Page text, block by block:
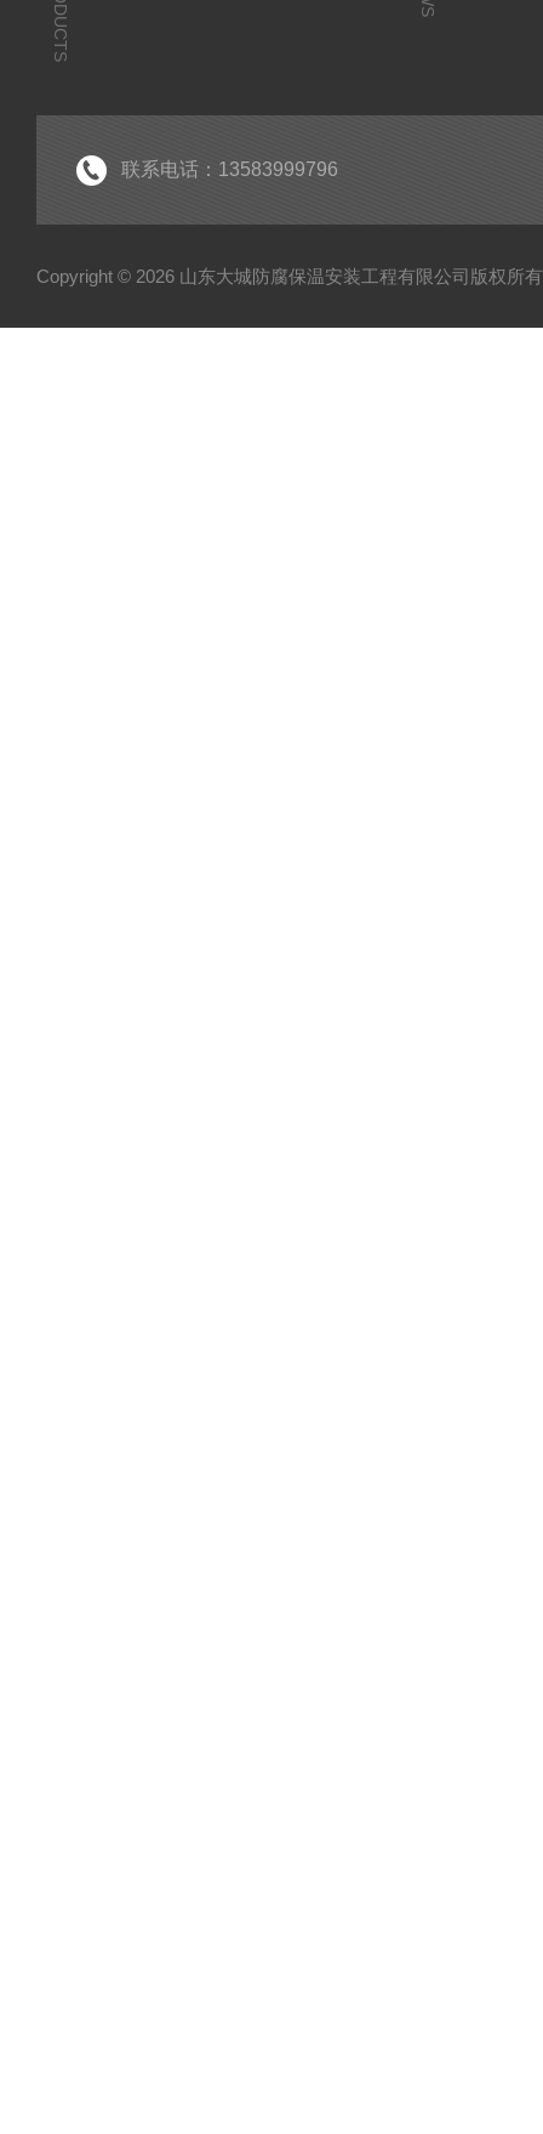
联系电话：13583999796
Copyright © 2026 山东大城防腐保温安装工程有限公司版权所